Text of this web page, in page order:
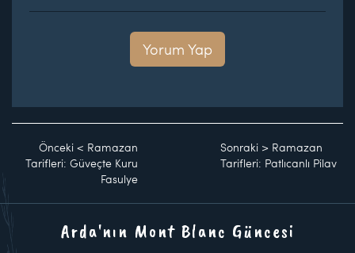
Yorum Yap
Önceki < Ramazan
Tarifleri: Güveçte Kuru
Fasulye
Sonraki > Ramazan
Tarifleri: Patlıcanlı Pilav
Arda'nın Mont Blanc Güncesi